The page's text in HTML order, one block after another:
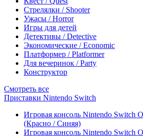
Стрелялки / Shooter
Ужасы / Horror
Игры для детей
Детективы / Detective
Экономические / Economic
Платформер / Platformer
Для вечеринок / Party
Конструктор
Смотреть все
Приставки Nintendo Switch
Игровая консоль Nintendo Switch
(Красно / Синяя)
Игровая консоль Nintendo Switch